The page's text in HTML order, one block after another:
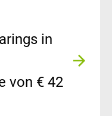
in
von € 42